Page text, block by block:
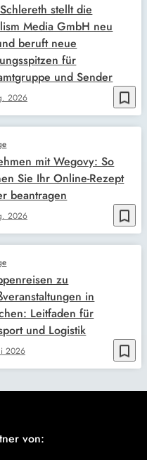
bookmark_border
2026
stellt die
Media GmbH neu
beruft neue
für
und Sender
bookmark_border
2026
mit Wegovy: So
Sie Ihr Online-Rezept
beantragen
bookmark_border
2026
zu
in
Leitfaden für
und Logistik
von: